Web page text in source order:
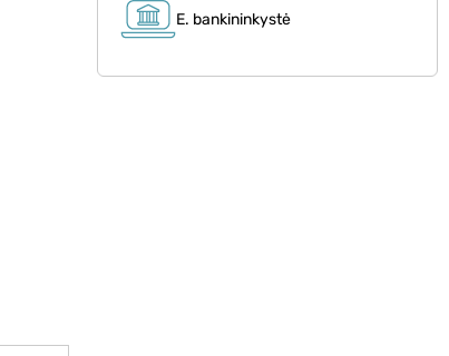
E. bankininkystė